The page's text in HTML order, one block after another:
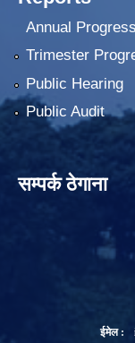
Annual
Trimester
Public Hearing
Public Audit
सम्पर्क ठेगाना
ईमेल :